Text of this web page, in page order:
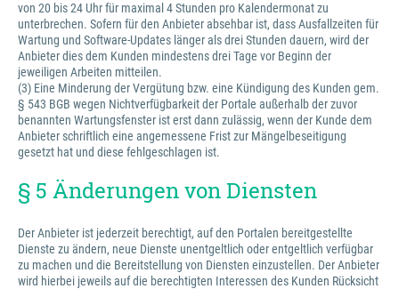
von 20 bis 24 Uhr für maximal 4 Stunden pro Kalendermonat zu
unterbrechen. Sofern für den Anbieter absehbar ist, dass Ausfallzeiten für
Wartung und Software-Updates länger als drei Stunden dauern, wird der
Anbieter dies dem Kunden mindestens drei Tage vor Beginn der
jeweiligen Arbeiten mitteilen.
(3) Eine Minderung der Vergütung bzw. eine Kündigung des Kunden gem.
§ 543 BGB wegen Nichtverfügbarkeit der Portale außerhalb der zuvor
benannten Wartungsfenster ist erst dann zulässig, wenn der Kunde dem
Anbieter schriftlich eine angemessene Frist zur Mängelbeseitigung
gesetzt hat und diese fehlgeschlagen ist.
§ 5 Änderungen von Diensten
Der Anbieter ist jederzeit berechtigt, auf den Portalen bereitgestellte
Dienste zu ändern, neue Dienste unentgeltlich oder entgeltlich verfügbar
zu machen und die Bereitstellung von Diensten einzustellen. Der Anbieter
wird hierbei jeweils auf die berechtigten Interessen des Kunden Rücksicht